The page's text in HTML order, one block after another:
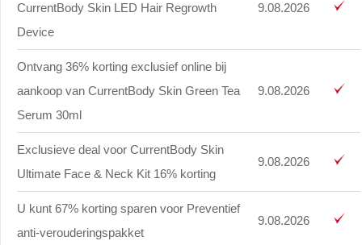
CurrentBody Skin LED Hair Regrowth
Device
9.08.2026
Ontvang 36% korting exclusief online bij
aankoop van CurrentBody Skin Green Tea
Serum 30ml
9.08.2026
Exclusieve deal voor CurrentBody Skin
Ultimate Face & Neck Kit 16% korting
9.08.2026
U kunt 67% korting sparen voor Preventief
anti-verouderingspakket
9.08.2026